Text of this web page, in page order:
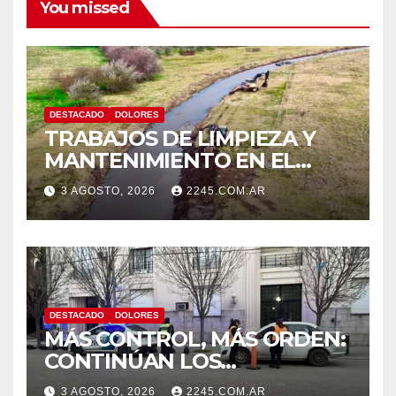
You missed
DESTACADO DOLORES
TRABAJOS DE LIMPIEZA Y
MANTENIMIENTO EN EL
CANAL LA PICASA
3 AGOSTO, 2026 2245.COM.AR
DESTACADO DOLORES
MÁS CONTROL, MÁS ORDEN:
CONTINÚAN LOS
OPERATIVOS PREVENTIVOS
3 AGOSTO, 2026 2245.COM.AR